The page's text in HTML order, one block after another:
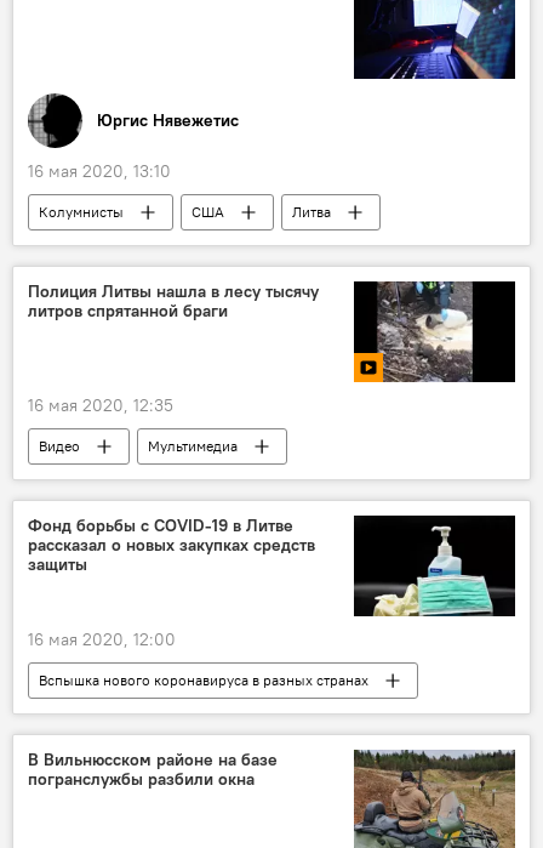
Юргис Нявежетис
16 мая 2020, 13:10
Колумнисты США
Литва
коронавирус
Полиция Литвы нашла в лесу тысячу
литров спрятанной браги
16 мая 2020, 12:35
Видео
Мультимедиа
Происшествия
Литва
Каунасский район
алкоголь
алкогольные напитки
Фонд борьбы с COVID-19 в Литве
рассказал о новых закупках средств
защиты
16 мая 2020, 12:00
Вспышка нового коронавируса в разных странах
Общество
Литва
коронавирус
карантин
В Вильнюсском районе на базе
погранслужбы разбили окна